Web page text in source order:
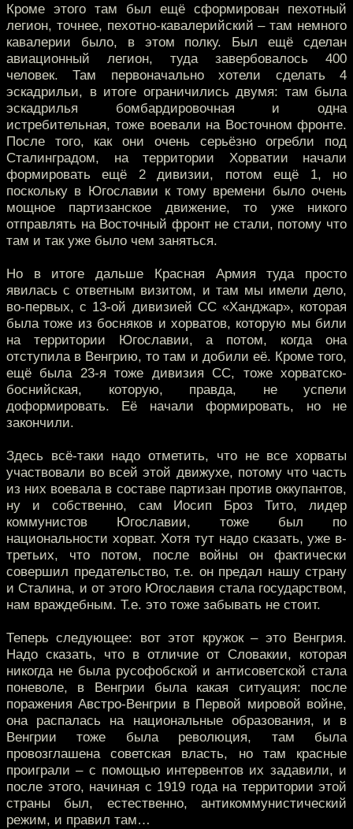
Кроме этого там был ещё сформирован пехотный
легион, точнее, пехотно-кавалерийский – там немного
кавалерии было, в этом полку. Был ещё сделан
авиационный легион, туда завербовалось 400
человек. Там первоначально хотели сделать 4
эскадрильи, в итоге ограничились двумя: там была
эскадрилья бомбардировочная и одна
истребительная, тоже воевали на Восточном фронте.
После того, как они очень серьёзно огребли под
Сталинградом, на территории Хорватии начали
формировать ещё 2 дивизии, потом ещё 1, но
поскольку в Югославии к тому времени было очень
мощное партизанское движение, то уже никого
отправлять на Восточный фронт не стали, потому что
там и так уже было чем заняться.
Но в итоге дальше Красная Армия туда просто
явилась с ответным визитом, и там мы имели дело,
во-первых, с 13-ой дивизией СС «Ханджар», которая
была тоже из босняков и хорватов, которую мы били
на территории Югославии, а потом, когда она
отступила в Венгрию, то там и добили её. Кроме того,
ещё была 23-я тоже дивизия СС, тоже хорватско-
боснийская, которую, правда, не успели
доформировать. Её начали формировать, но не
закончили.
Здесь всё-таки надо отметить, что не все хорваты
участвовали во всей этой движухе, потому что часть
из них воевала в составе партизан против оккупантов,
ну и собственно, сам Иосип Броз Тито, лидер
коммунистов Югославии, тоже был по
национальности хорват. Хотя тут надо сказать, уже в-
третьих, что потом, после войны он фактически
совершил предательство, т.е. он предал нашу страну
и Сталина, и от этого Югославия стала государством,
нам враждебным. Т.е. это тоже забывать не стоит.
Теперь следующее: вот этот кружок – это Венгрия.
Надо сказать, что в отличие от Словакии, которая
никогда не была русофобской и антисоветской стала
поневоле, в Венгрии была какая ситуация: после
поражения Австро-Венгрии в Первой мировой войне,
она распалась на национальные образования, и в
Венгрии тоже была революция, там была
провозглашена советская власть, но там красные
проиграли – с помощью интервентов их задавили, и
после этого, начиная с 1919 года на территории этой
страны был, естественно, антикоммунистический
режим, и правил там…